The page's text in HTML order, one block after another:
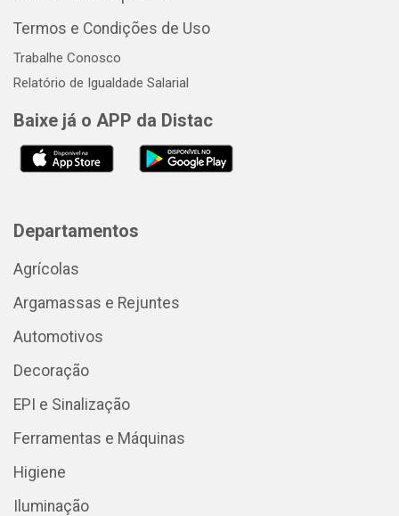
Termos e Condições de Uso
Trabalhe Conosco
Relatório de Igualdade Salarial
Baixe já o APP da Distac
Departamentos
Agrícolas
Argamassas e Rejuntes
Automotivos
Decoração
EPI e Sinalização
Ferramentas e Máquinas
Higiene
Iluminação